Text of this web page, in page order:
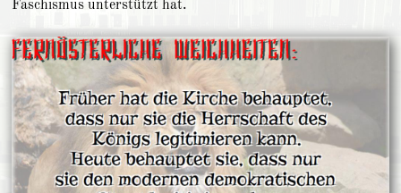
Faschismus unterstützt hat.